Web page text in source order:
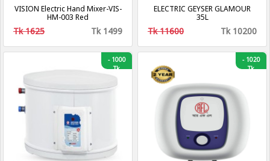
VISION Electric Hand Mixer-VIS-
HM-003 Red
Tk 1625 Tk 1499
ELECTRIC GEYSER GLAMOUR
35L
Tk 11600 Tk 10200
-1000
Tk
-1020
Tk